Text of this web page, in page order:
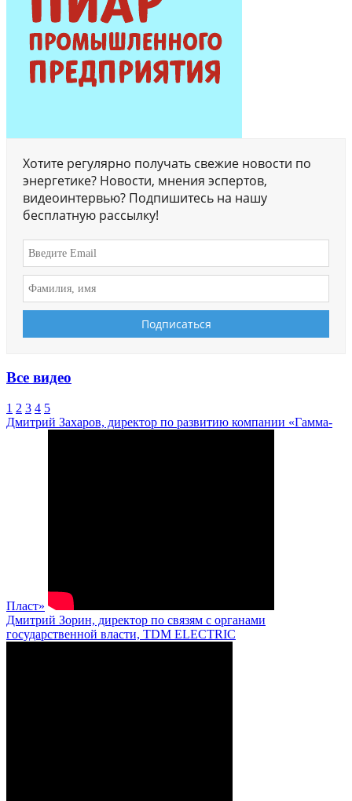
Хотите регулярно получать свежие новости по
энергетике? Новости, мнения эспертов,
видеоинтервью? Подпишитесь на нашу
бесплатную рассылку!
Все видео
1 2 3 4 5
Дмитрий Захаров, директор по развитию компании «Гамма-
Пласт»
Дмитрий Зорин, директор по связям с органами
государственной власти, TDM ELECTRIC